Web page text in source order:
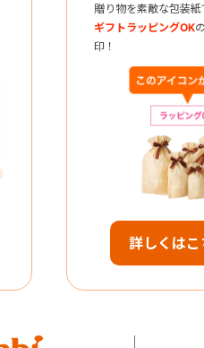
贈り物を素敵な包装紙
ギフトラッピングOK
印！
詳しくはこ
Combi